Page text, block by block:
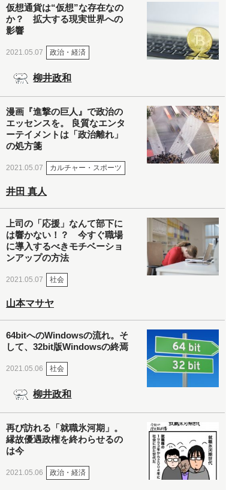
仮想通貨は“仮想”な存在なの
か？ 拡大する現実世界への
影響
2021.05.07 政治・経済
柳井政和
漫画『進撃の巨人』で政治の
エッセンスを。 良質なエンタ
ーテイメントは「政治離れ」
の処方箋
2021.05.07 カルチャー・スポーツ
井田 真人
上司の「応援」なんて部下に
は響かない！？ 今すぐ職場
に導入するべきモチベーショ
ンアップの方法
2021.05.07 社会
山本マサヤ
64bitへのWindowsの流れ。そ
して、32bit版Windowsの終焉
2021.05.06 社会
柳井政和
再び訪れる「就職氷河期」。
縁故優遇政権を終わらせるの
は今
2021.05.06 政治・経済